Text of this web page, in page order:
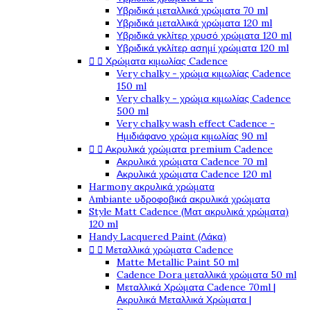
Υβριδικά μεταλλικά χρώματα 70 ml
Υβριδικά μεταλλικά χρώματα 120 ml
Υβριδικά γκλίτερ χρυσό χρώματα 120 ml
Υβριδικά γκλίτερ ασημί χρώματα 120 ml
  Χρώματα κιμωλίας Cadence
Very chalky - χρώμα κιμωλίας Cadence
150 ml
Very chalky - χρώμα κιμωλίας Cadence
500 ml
Very chalky wash effect Cadence -
Ημιδιάφανο χρώμα κιμωλίας 90 ml
  Ακρυλικά χρώματα premium Cadence
Ακρυλικά χρώματα Cadence 70 ml
Ακρυλικά χρώματα Cadence 120 ml
Harmony ακρυλικά χρώματα
Ambiante υδροφοβικά ακρυλικά χρώματα
Style Matt Cadence (Ματ ακρυλικά χρώματα)
120 ml
Handy Lacquered Paint (Λάκα)
  Μεταλλικά χρώματα Cadence
Matte Metallic Paint 50 ml
Cadence Dora μεταλλικά χρώματα 50 ml
Μεταλλικά Χρώματα Cadence 70ml |
Ακρυλικά Μεταλλικά Χρώματα |